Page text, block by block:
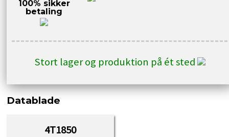
100% sikker
betaling
Stort lager og produktion på ét sted
Datablade
4T1850